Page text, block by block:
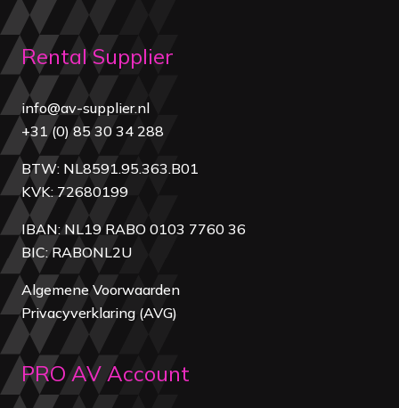
Rental Supplier
info@av-supplier.nl
+31 (0) 85 30 34 288
BTW: NL8591.95.363.B01
KVK: 72680199
IBAN: NL19 RABO 0103 7760 36
BIC: RABONL2U
Algemene Voorwaarden
Privacyverklaring (AVG)
PRO AV Account